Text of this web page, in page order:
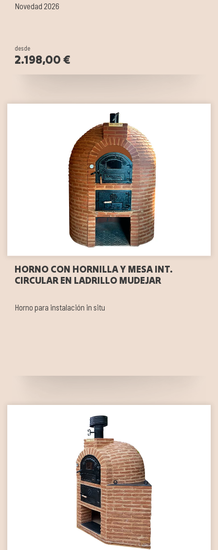
Novedad 2026
desde
2.198,00 €
HORNO CON HORNILLA Y MESA INT.
CIRCULAR EN LADRILLO MUDEJAR
Horno para instalación in situ